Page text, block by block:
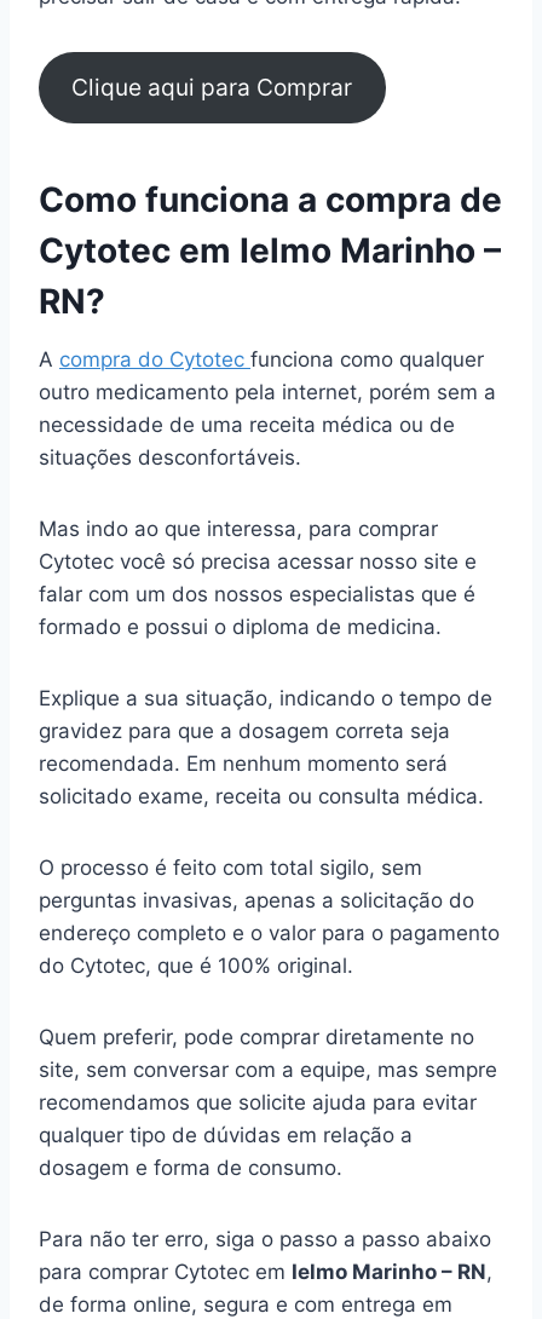
Clique aqui para Comprar
Como funciona a compra de
Cytotec em Ielmo Marinho –
RN?
A compra do Cytotec funciona como qualquer
outro medicamento pela internet, porém sem a
necessidade de uma receita médica ou de
situações desconfortáveis.
Mas indo ao que interessa, para comprar
Cytotec você só precisa acessar nosso site e
falar com um dos nossos especialistas que é
formado e possui o diploma de medicina.
Explique a sua situação, indicando o tempo de
gravidez para que a dosagem correta seja
recomendada. Em nenhum momento será
solicitado exame, receita ou consulta médica.
O processo é feito com total sigilo, sem
perguntas invasivas, apenas a solicitação do
endereço completo e o valor para o pagamento
do Cytotec, que é 100% original.
Quem preferir, pode comprar diretamente no
site, sem conversar com a equipe, mas sempre
recomendamos que solicite ajuda para evitar
qualquer tipo de dúvidas em relação a
dosagem e forma de consumo.
Para não ter erro, siga o passo a passo abaixo
para comprar Cytotec em Ielmo Marinho – RN,
de forma online, segura e com entrega em